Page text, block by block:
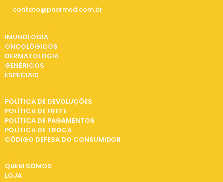
contato@pharmed.com.br
IMUNOLOGIA
ONCOLÓGICOS
DERMATOLOGIA
GENÉRICOS
ESPECIAIS
POLÍTICA DE DEVOLUÇÕES
POLÍTICA DE FRETE
POLÍTICA DE PAGAMENTOS
POLÍTICA DE TROCA
CÓDIGO DEFESA DO CONSUMIDOR
QUEM SOMOS
LOJA